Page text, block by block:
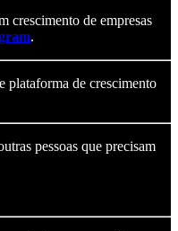
crescimento de empresas
.
plataforma de crescimento
pessoas que precisam